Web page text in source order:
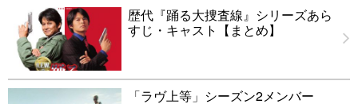
歴代『踊る大捜査線』シリーズあら
すじ・キャスト【まとめ】
「ラヴ上等」シーズン2メンバー